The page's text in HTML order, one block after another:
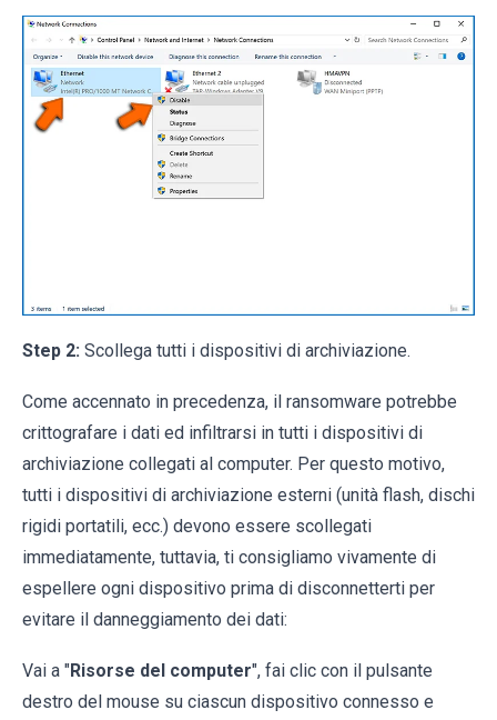
Step 2: Scollega tutti i dispositivi di archiviazione.
Come accennato in precedenza, il ransomware potrebbe
crittografare i dati ed infiltrarsi in tutti i dispositivi di
archiviazione collegati al computer. Per questo motivo,
tutti i dispositivi di archiviazione esterni (unità flash, dischi
rigidi portatili, ecc.) devono essere scollegati
immediatamente, tuttavia, ti consigliamo vivamente di
espellere ogni dispositivo prima di disconnetterti per
evitare il danneggiamento dei dati:
Vai a "Risorse del computer", fai clic con il pulsante
destro del mouse su ciascun dispositivo connesso e